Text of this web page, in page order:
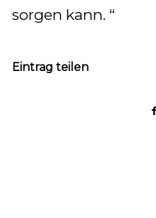
sorgen kann. “
Eintrag teilen